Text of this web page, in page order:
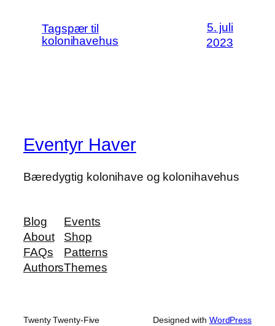
Tagspær til
kolonihavehus
5. juli
2023
Eventyr Haver
Bæredygtig kolonihave og kolonihavehus
Blog
About
FAQs
Authors
Events
Shop
Patterns
Themes
Twenty Twenty-Five Designed with WordPress